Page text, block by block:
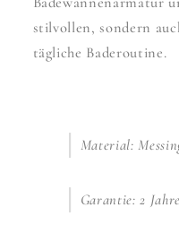
stilvollen, sondern
tägliche Baderoutine.
Material:
Garantie: 2 Jahre